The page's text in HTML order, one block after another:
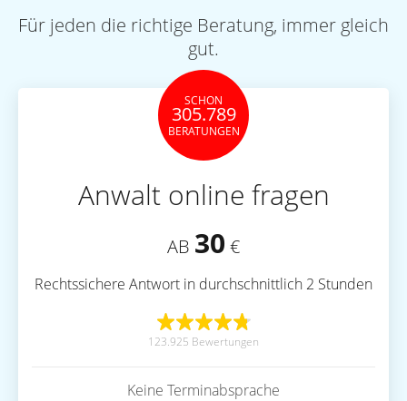
Für jeden die richtige Beratung, immer gleich
gut.
SCHON
305.789
BERATUNGEN
Anwalt online fragen
AB 30 €
Rechtssichere Antwort in durchschnittlich 2 Stunden
123.925 Bewertungen
Keine Terminabsprache